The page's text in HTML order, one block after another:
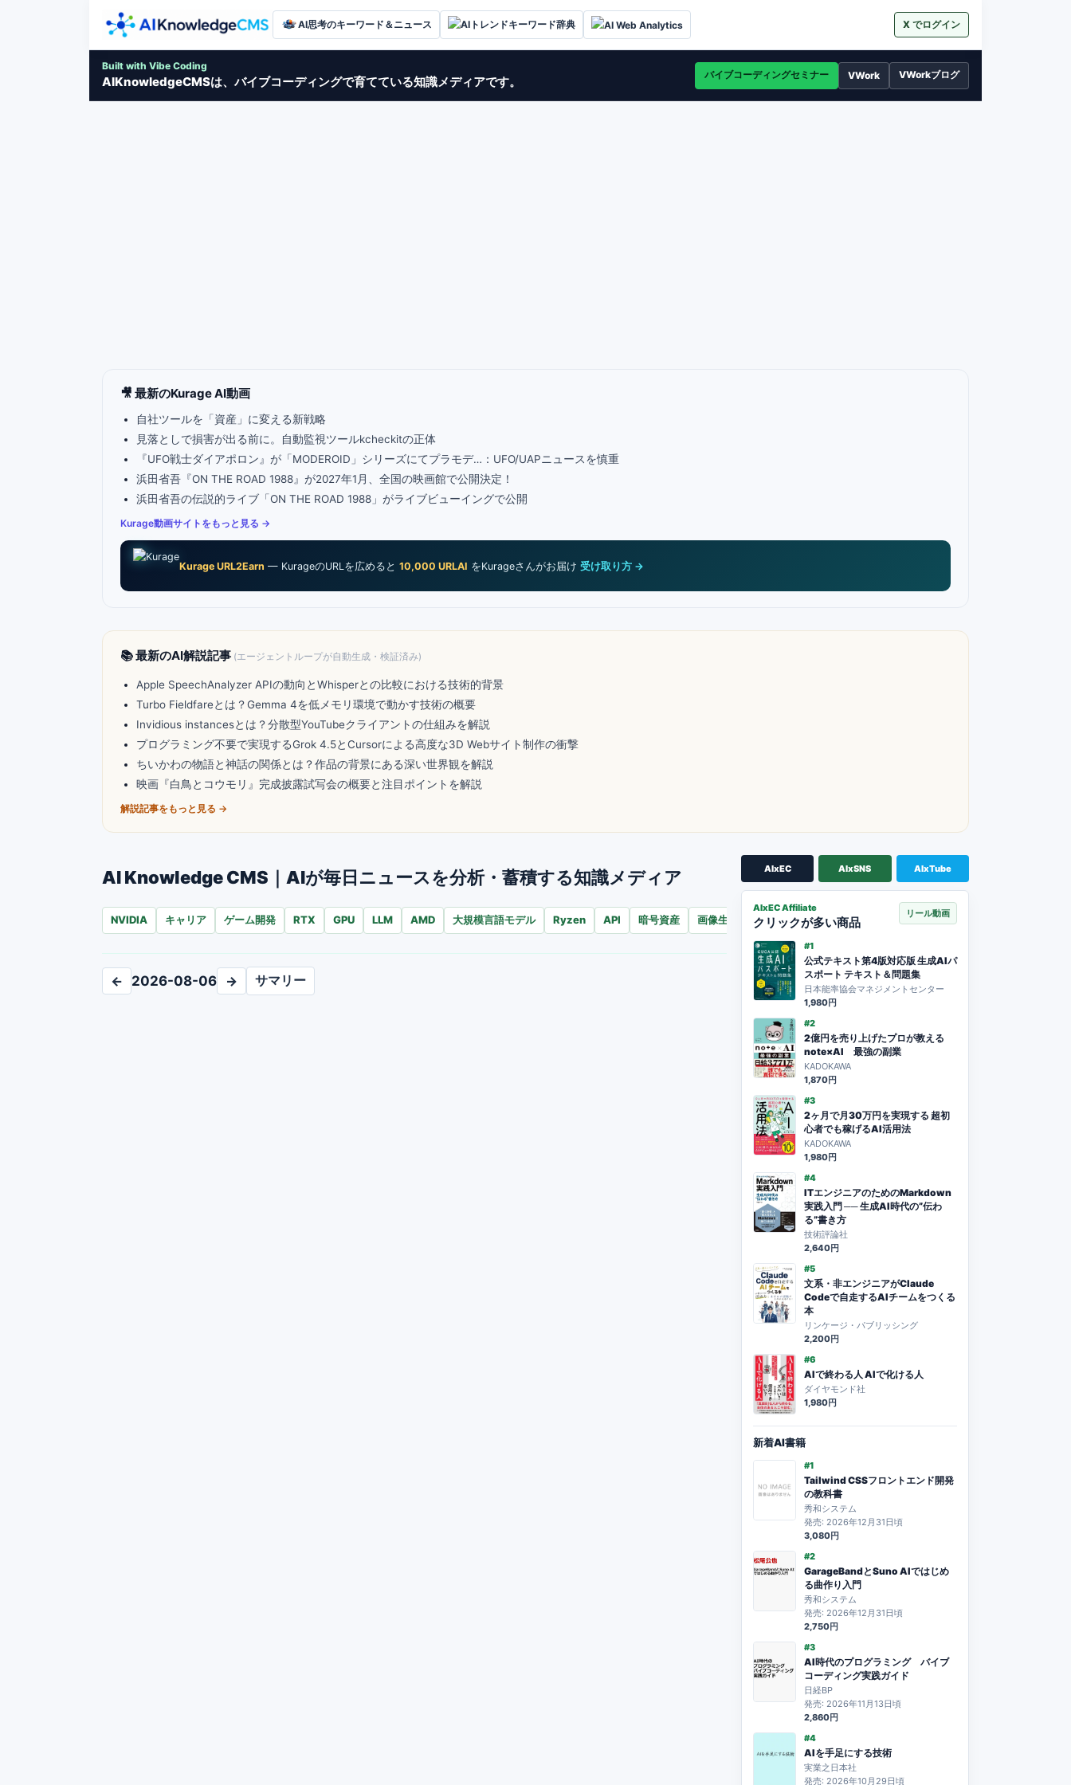
AI思考のキーワード＆ニュース AIトレンドキーワード辞典 AI Web Analytics X でログイン
Built with Vibe Coding
AIKnowledgeCMSは、バイブコーディングで育てている知識メディアです。 バイブコーディングセミナー VWork VWorkブログ
🎥 最新のKurage AI動画
自社ツールを「資産」に変える新戦略
見落としで損害が出る前に。自動監視ツールkcheckitの正体
『UFO戦士ダイアポロン』が「MODEROID」シリーズにてプラモデ…：UFO/UAPニュースを慎重
浜田省吾『ON THE ROAD 1988』が2027年1月、全国の映画館で公開決定！
浜田省吾の伝説的ライブ「ON THE ROAD 1988」がライブビューイングで公開
Kurage動画サイトをもっと見る →
Kurage URL2Earn — KurageのURLを広めると 10,000 URLAI をKurageさんがお届け 受け取り方 →
📚 最新のAI解説記事 (エージェントループが自動生成・検証済み)
Apple SpeechAnalyzer APIの動向とWhisperとの比較における技術的背景
Turbo Fieldfareとは？Gemma 4を低メモリ環境で動かす技術の概要
Invidious instancesとは？分散型YouTubeクライアントの仕組みを解説
プログラミング不要で実現するGrok 4.5とCursorによる高度な3D Webサイト制作の衝撃
ちいかわの物語と神話の関係とは？作品の背景にある深い世界観を解説
映画『白鳥とコウモリ』完成披露試写会の概要と注目ポイントを解説
解説記事をもっと見る →
AI Knowledge CMS｜AIが毎日ニュースを分析・蓄積する知識メディア
NVIDIA キャリア ゲーム開発 RTX GPU LLM AMD 大規模言語モデル Ryzen API 暗号資産 画像生成AI GPS DeFi 生成AI
← 2026-08-06 → サマリー
AIxEC AIxSNS AIxTube
AIxEC Affiliate
クリックが多い商品
リール動画
#1
公式テキスト第4版対応版 生成AIパ
スポート テキスト＆問題集
日本能率協会マネジメントセンター
1,980円
#2
2億円を売り上げたプロが教える
note×AI 最強の副業
KADOKAWA
1,870円
#3
2ヶ月で月30万円を実現する 超初
心者でも稼げるAI活用法
KADOKAWA
1,980円
#4
ITエンジニアのためのMarkdown
実践入門 ── 生成AI時代の”伝わ
る”書き方
技術評論社
2,640円
#5
文系・非エンジニアがClaude
Codeで自走するAIチームをつくる
本
リンケージ・パブリッシング
2,200円
#6
AIで終わる人 AIで化ける人
ダイヤモンド社
1,980円
新着AI書籍
#1
Tailwind CSSフロントエンド開発
の教科書
秀和システム
発売: 2026年12月31日頃
3,080円
#2
GarageBandとSuno AIではじめ
る曲作り入門
秀和システム
発売: 2026年12月31日頃
2,750円
#3
AI時代のプログラミング バイブ
コーディング実践ガイド
日経BP
発売: 2026年11月13日頃
2,860円
#4
AIを手足にする技術
実業之日本社
発売: 2026年10月29日頃